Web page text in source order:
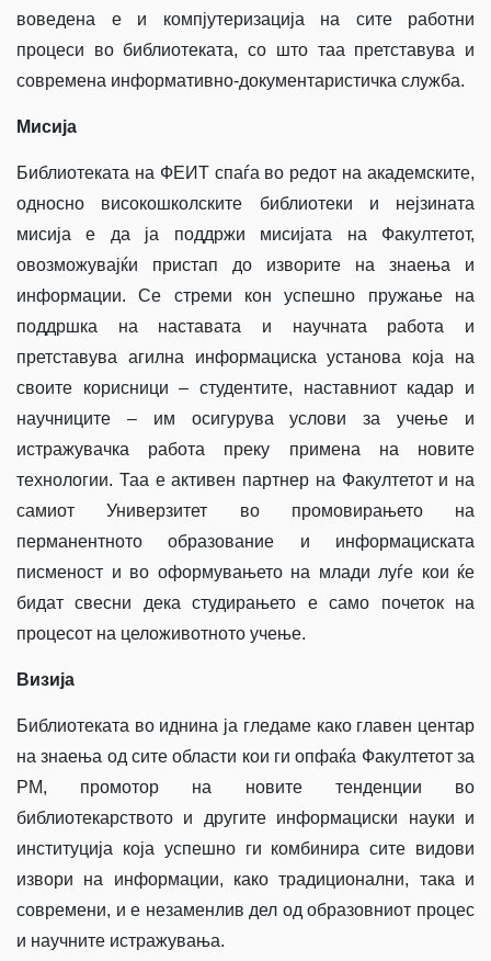
воведeна е и компјутеризација на сите работни
процеси во библиотеката, со што таа претставува и
современа информативно-документаристичка служба.
Мисија
Библиотеката на ФЕИТ спаѓа во редот на академските,
односно високошколските библиотеки и нејзината
мисија е да ја поддржи мисијата на Факултетот,
овозможувајќи пристап до изворите на знаења и
информации. Се стреми кон успешно пружање на
поддршка на наставата и научната работа и
претставува агилна информациска установа која на
своите корисници – студентите, наставниот кадар и
научниците – им осигурува услови за учење и
истражувачка работа преку примена на новите
технологии. Таа е активен партнер на Факултетот и на
самиот Универзитет во промовирањето на
перманентното образование и информациската
писменост и во оформувањето на млади луѓе кои ќе
бидат свесни дека студирањето е само почеток на
процесот на целоживотното учење.
Визија
Библиотеката во иднина ја гледаме како главен центар
на знаења од сите области кои ги опфаќа Факултетот за
РМ, промотор на новите тенденции во
библиотекарството и другите информациски науки и
институција која успешно ги комбинира сите видови
извори на информации, како традиционални, така и
современи, и е незаменлив дел од образовниот процес
и научните истражувања.